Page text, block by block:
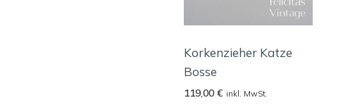
Korkenzieher Katze
Bosse
119,00€ inkl. MwSt.